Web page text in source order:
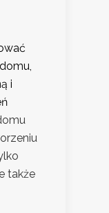
i
także